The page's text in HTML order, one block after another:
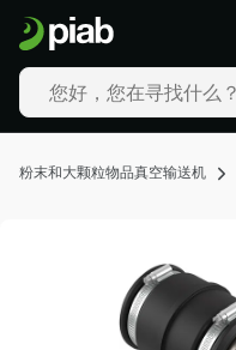
粉末和大颗粒物品真空输送机
产
品
及
解
决
案